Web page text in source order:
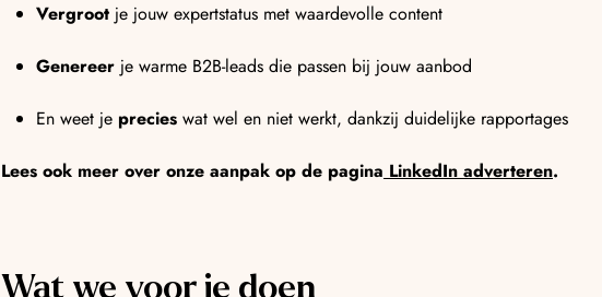
Vergroot je jouw expertstatus met waardevolle content
Genereer je warme B2B-leads die passen bij jouw aanbod
En weet je precies wat wel en niet werkt, dankzij duidelijke rapportages
Lees ook meer over onze aanpak op de pagina LinkedIn adverteren.
Wat we voor je doen